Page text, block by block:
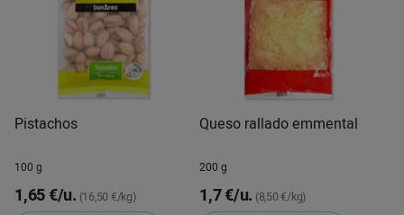
Pistachos
100 g
1,65 €/u. (16,50 €/kg)
Queso rallado emmental
200 g
1,7 €/u. (8,50 €/kg)